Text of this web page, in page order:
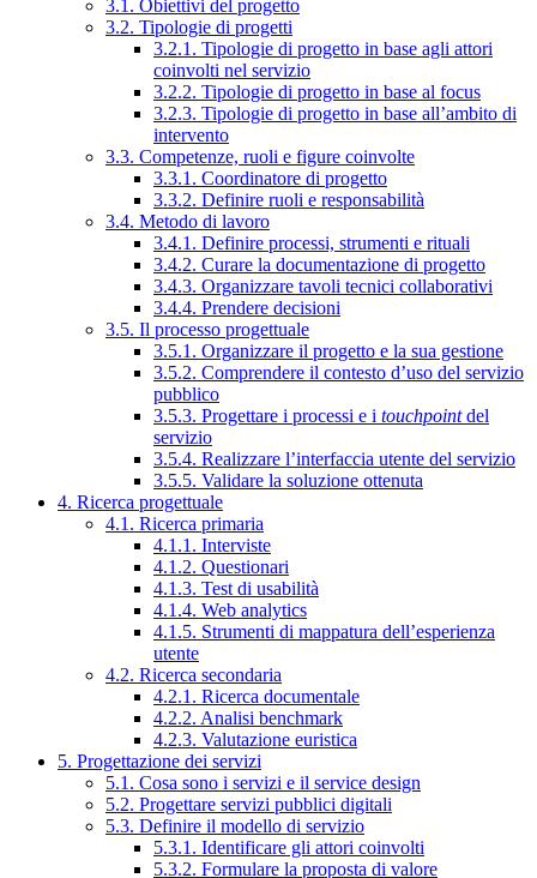
3.1. Obiettivi del progetto
3.2. Tipologie di progetti
3.2.1. Tipologie di progetto in base agli attori
coinvolti nel servizio
3.2.2. Tipologie di progetto in base al focus
3.2.3. Tipologie di progetto in base all’ambito di
intervento
3.3. Competenze, ruoli e figure coinvolte
3.3.1. Coordinatore di progetto
3.3.2. Definire ruoli e responsabilità
3.4. Metodo di lavoro
3.4.1. Definire processi, strumenti e rituali
3.4.2. Curare la documentazione di progetto
3.4.3. Organizzare tavoli tecnici collaborativi
3.4.4. Prendere decisioni
3.5. Il processo progettuale
3.5.1. Organizzare il progetto e la sua gestione
3.5.2. Comprendere il contesto d’uso del servizio
pubblico
3.5.3. Progettare i processi e i touchpointdel
servizio
3.5.4. Realizzare l’interfaccia utente del servizio
3.5.5. Validare la soluzione ottenuta
4. Ricerca progettuale
4.1. Ricerca primaria
4.1.1. Interviste
4.1.2. Questionari
4.1.3. Test di usabilità
4.1.4. Web analytics
4.1.5. Strumenti di mappatura dell’esperienza
utente
4.2. Ricerca secondaria
4.2.1. Ricerca documentale
4.2.2. Analisi benchmark
4.2.3. Valutazione euristica
5. Progettazione dei servizi
5.1. Cosa sono i servizi e il service design
5.2. Progettare servizi pubblici digitali
5.3. Definire il modello di servizio
5.3.1. Identificare gli attori coinvolti
5.3.2. Formulare la proposta di valore